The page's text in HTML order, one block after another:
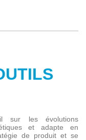
les évolutions
et adapte en
de produit et se